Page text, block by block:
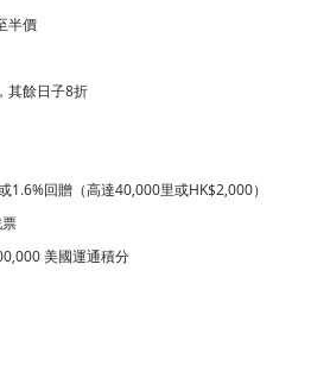
半價
其餘日子8折
1.6%回贈（高達40,000里或HK$2,000）
美國運通積分